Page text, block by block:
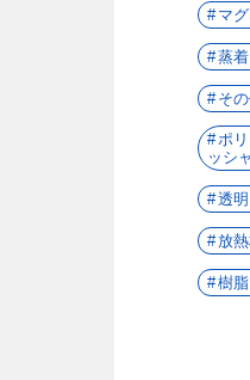
マ
蒸
そ
ポ
ッシ
透
放
樹